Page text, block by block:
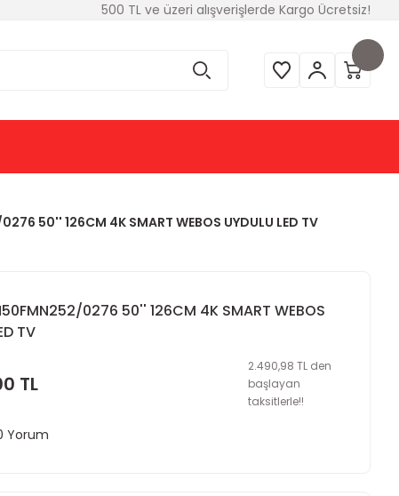
500 TL ve üzeri alışverişlerde Kargo Ücretsiz!
50'' 126CM 4K SMART WEBOS UYDULU LED TV
0276 50'' 126CM 4K SMART WEBOS
TV
TL
2.490,98 TL den
başlayan
taksitlerle!!
Yorum